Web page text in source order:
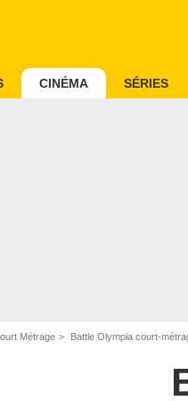
CINÉMA SÉRIES
Métrage Battle Olympia court-